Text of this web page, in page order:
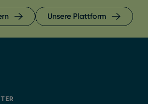
Unsere Plattform